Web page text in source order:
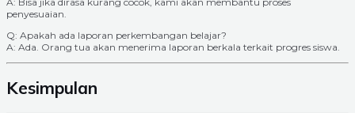
penyesuaian.
Q: Apakah ada laporan perkembangan belajar?
A: Ada. Orang tua akan menerima laporan berkala terkait progres siswa.
Kesimpulan